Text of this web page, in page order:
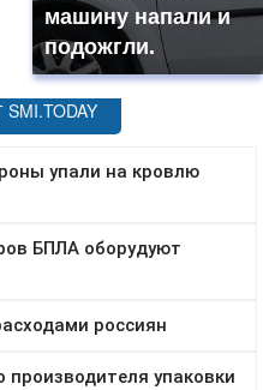
машину напали и
подожгли.